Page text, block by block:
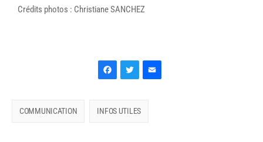
Crédits photos : Christiane SANCHEZ
Facebook
Twitter
COMMUNICATION INFOS UTILES